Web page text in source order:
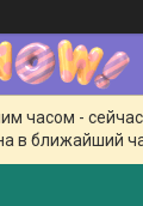
часом -
в ближайший